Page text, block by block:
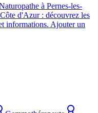
à Pernes-les-
d'Azur : découvrez les
informations. Ajouter un